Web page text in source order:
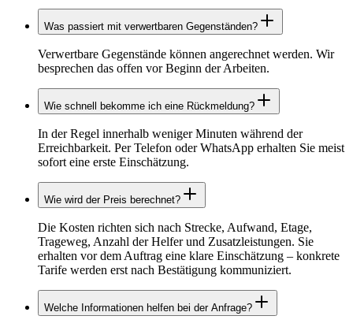
Was passiert mit verwertbaren Gegenständen?
Verwertbare Gegenstände können angerechnet werden. Wir
besprechen das offen vor Beginn der Arbeiten.
Wie schnell bekomme ich eine Rückmeldung?
In der Regel innerhalb weniger Minuten während der
Erreichbarkeit. Per Telefon oder WhatsApp erhalten Sie meist
sofort eine erste Einschätzung.
Wie wird der Preis berechnet?
Die Kosten richten sich nach Strecke, Aufwand, Etage,
Trageweg, Anzahl der Helfer und Zusatzleistungen. Sie
erhalten vor dem Auftrag eine klare Einschätzung – konkrete
Tarife werden erst nach Bestätigung kommuniziert.
Welche Informationen helfen bei der Anfrage?